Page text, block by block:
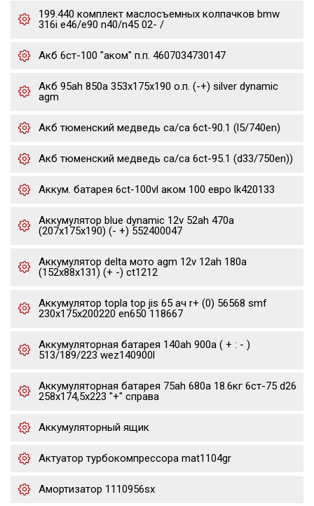
199.440 комплект маслосъемных колпачков bmw
316i e46/e90 n40/n45 02- /
Акб 6ст-100 "аком" п.п. 4607034730147
Акб 95ah 850a 353x175x190 о.п. (-+) silver dynamic
agm
Акб тюменский медведь ca/ca 6ct-90.1 (l5/740en)
Акб тюменский медведь ca/ca 6ct-95.1 (d33/750en))
Аккум. батарея 6ct-100vl аком 100 евро lk420133
Аккумулятор blue dynamic 12v 52ah 470a
(207x175x190) (- +) 552400047
Аккумулятор delta мото agm 12v 12ah 180a
(152x88x131) (+ -) ct1212
Аккумулятор topla top jis 65 ач r+ (0) 56568 smf
230x175x200220 en650 118667
Аккумуляторная батарея 140ah 900a ( + : - )
513/189/223 wez140900l
Аккумуляторная батарея 75ah 680a 18.6кг 6ст-75 d26
258x174,5x223 "+" справа
Аккумуляторный ящик
Актуатор турбокомпрессора mat1104gr
Амортизатор 1110956sx